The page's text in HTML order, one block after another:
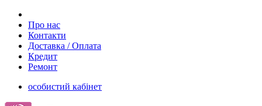
Про нас
Контакти
Доставка / Оплата
Кредит
Ремонт
особистий кабінет